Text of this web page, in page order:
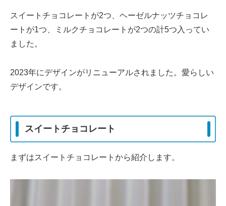
スイートチョコレートが2つ、ヘーゼルナッツチョコレ
ートが1つ、ミルクチョコレートが2つの計5つ入ってい
ました。
2023年にデザインがリニューアルされました。愛らしい
デザインです。
スイートチョコレート
まずはスイートチョコレートから紹介します。